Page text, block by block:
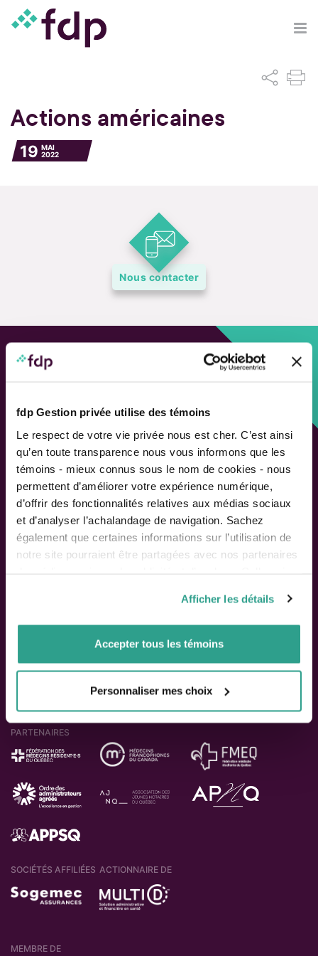
fdp Gestion privée utilise des témoins
Le respect de votre vie privée nous est cher. C’est ainsi
qu’en toute transparence nous vous informons que les
témoins - mieux connus sous le nom de cookies - nous
permettent d’améliorer votre expérience numérique,
d’offrir des fonctionnalités relatives aux médias sociaux
et d’analyser l’achalandage de navigation. Sachez
également que certaines informations sur l’utilisation de
notre site pourraient être partagées avec nos partenaires
vous leur auriez fournies ou qu’ils auraient collectées lors
de votre utilisation de leurs services.
Afficher les détails
Accepter tous les témoins
Personnaliser mes choix
Actions américaines
19 MAI
2022
Nous contacter
Approche personnalisée,
LIENS RAPIDES
Outils de rendement
Calcul de performance
Publications
Parler à un conseiller
Suivez-nous
PARTENAIRES
SOCIÉTÉS AFFILIÉES ACTIONNAIRE DE
MEMBRE DE